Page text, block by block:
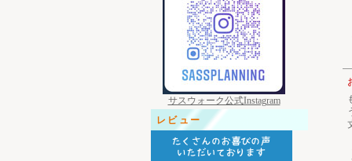
サスウォーク公式Instagram
レビュー